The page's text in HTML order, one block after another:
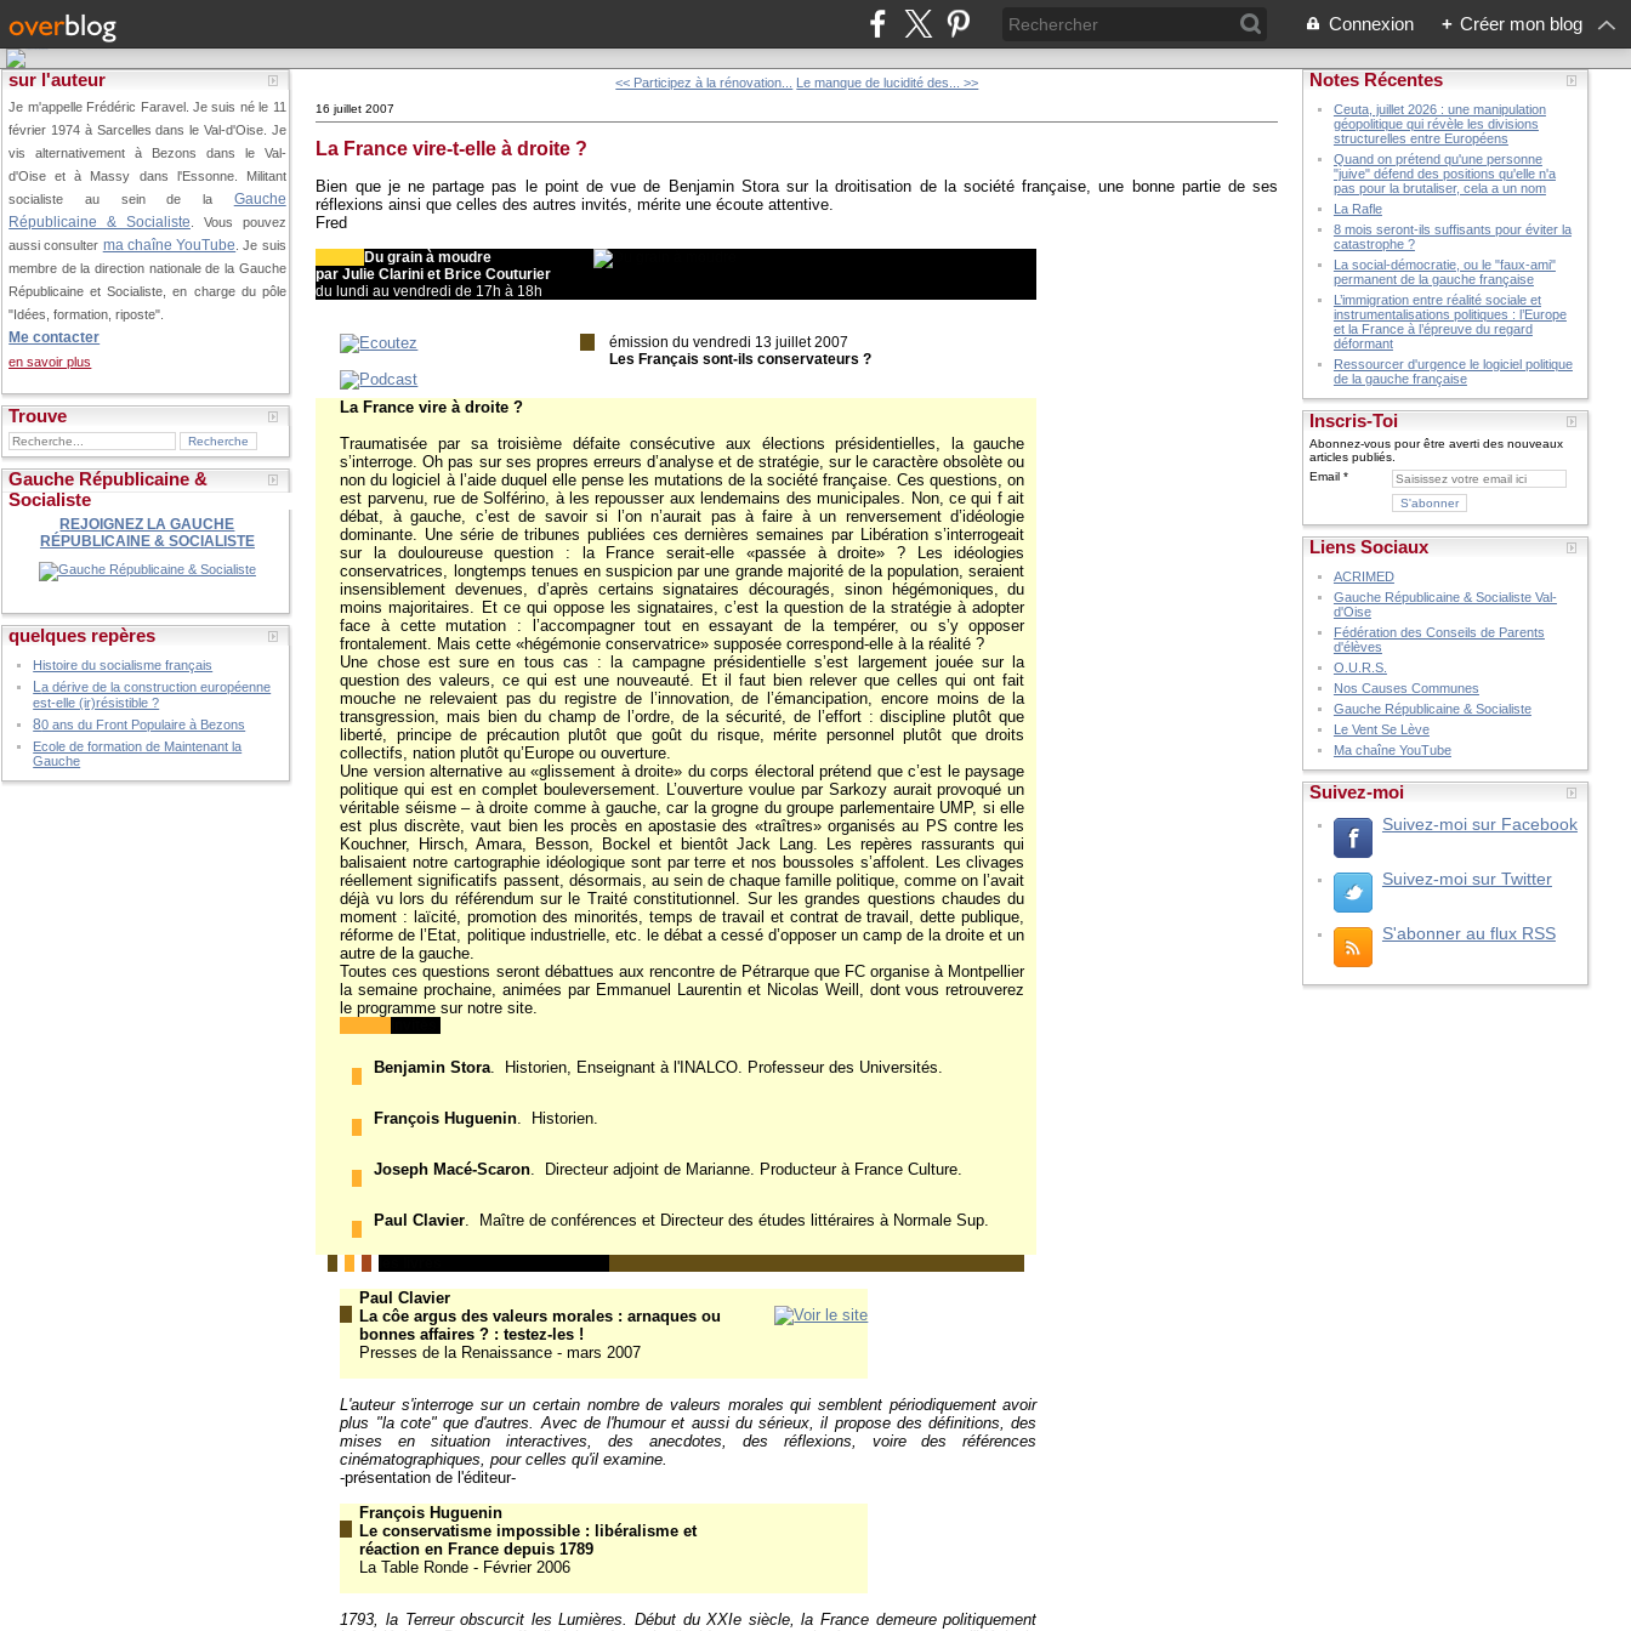
Connexion + Créer mon blog
sur l'auteur
Je m'appelle Frédéric Faravel. Je suis né le 11
février 1974 à Sarcelles dans le Val-d'Oise. Je
vis alternativement à Bezons dans le Val-
d'Oise et à Massy dans l'Essonne. Militant
socialiste au sein de la Gauche
Républicaine & Socialiste . Vous pouvez
aussi consulter ma chaîne YouTube . Je suis
membre de la direction nationale de la Gauche
Républicaine et Socialiste, en charge du pôle
"Idées, formation, riposte".
Me contacter
en savoir plus
Trouve
Gauche Républicaine &
Socialiste
REJOIGNEZ LA GAUCHE
RÉPUBLICAINE & SOCIALISTE
quelques repères
Histoire du socialisme français
La dérive de la construction européenne
est-elle (ir)résistible ?
80 ans du Front Populaire à Bezons
Ecole de formation de Maintenant la
Gauche
<< Participez à la rénovation... Le manque de lucidité des... >>
16 juillet 2007
La France vire-t-elle à droite ?
Bien que je ne partage pas le point de vue de Benjamin Stora sur la droitisation de la société française, une bonne partie de ses
réflexions ainsi que celles des autres invités, mérite une écoute attentive.
Fred
Du grain à moudre
par Julie Clarini et Brice Couturier
du lundi au vendredi de 17h à 18h
émission du vendredi 13 juillet 2007
Les Français sont-ils conservateurs ?
La France vire à droite ?
Traumatisée par sa troisième défaite consécutive aux élections présidentielles, la gauche
s’interroge. Oh pas sur ses propres erreurs d’analyse et de stratégie, sur le caractère obsolète ou
non du logiciel à l’aide duquel elle pense les mutations de la société française. Ces questions, on
est parvenu, rue de Solférino, à les repousser aux lendemains des municipales. Non, ce qui f ait
débat, à gauche, c’est de savoir si l’on n’aurait pas à faire à un renversement d’idéologie
dominante. Une série de tribunes publiées ces dernières semaines par Libération s’interrogeait
sur la douloureuse question : la France serait-elle «passée à droite» ? Les idéologies
conservatrices, longtemps tenues en suspicion par une grande majorité de la population, seraient
insensiblement devenues, d’après certains signataires découragés, sinon hégémoniques, du
moins majoritaires. Et ce qui oppose les signataires, c’est la question de la stratégie à adopter
face à cette mutation : l’accompagner tout en essayant de la tempérer, ou s’y opposer
frontalement. Mais cette «hégémonie conservatrice» supposée correspond-elle à la réalité ?
Une chose est sure en tous cas : la campagne présidentielle s’est largement jouée sur la
question des valeurs, ce qui est une nouveauté. Et il faut bien relever que celles qui ont fait
mouche ne relevaient pas du registre de l’innovation, de l’émancipation, encore moins de la
transgression, mais bien du champ de l’ordre, de la sécurité, de l’effort : discipline plutôt que
liberté, principe de précaution plutôt que goût du risque, mérite personnel plutôt que droits
collectifs, nation plutôt qu’Europe ou ouverture.
Une version alternative au «glissement à droite» du corps électoral prétend que c’est le paysage
politique qui est en complet bouleversement. L’ouverture voulue par Sarkozy aurait provoqué un
véritable séisme – à droite comme à gauche, car la grogne du groupe parlementaire UMP, si elle
est plus discrète, vaut bien les procès en apostasie des «traîtres» organisés au PS contre les
Kouchner, Hirsch, Amara, Besson, Bockel et bientôt Jack Lang. Les repères rassurants qui
balisaient notre cartographie idéologique sont par terre et nos boussoles s’affolent. Les clivages
réellement significatifs passent, désormais, au sein de chaque famille politique, comme on l’avait
déjà vu lors du référendum sur le Traité constitutionnel. Sur les grandes questions chaudes du
moment : laïcité, promotion des minorités, temps de travail et contrat de travail, dette publique,
réforme de l’Etat, politique industrielle, etc. le débat a cessé d’opposer un camp de la droite et un
autre de la gauche.
Toutes ces questions seront débattues aux rencontre de Pétrarque que FC organise à Montpellier
la semaine prochaine, animées par Emmanuel Laurentin et Nicolas Weill, dont vous retrouverez
le programme sur notre site.
Benjamin Stora . Historien, Enseignant à l'INALCO. Professeur des Universités.
François Huguenin . Historien.
Joseph Macé-Scaron . Directeur adjoint de Marianne. Producteur à France Culture.
Paul Clavier . Maître de conférences et Directeur des études littéraires à Normale Sup.
Paul Clavier
La côe argus des valeurs morales : arnaques ou
bonnes affaires ? : testez-les !
Presses de la Renaissance - mars 2007
L'auteur s'interroge sur un certain nombre de valeurs morales qui semblent périodiquement avoir
plus "la cote" que d'autres. Avec de l'humour et aussi du sérieux, il propose des définitions, des
mises en situation interactives, des anecdotes, des réflexions, voire des références
cinématographiques, pour celles qu'il examine.
-présentation de l'éditeur-
François Huguenin
Le conservatisme impossible : libéralisme et
réaction en France depuis 1789
La Table Ronde - Février 2006
1793, la Terreur obscurcit les Lumières. Début du XXIe siècle, la France demeure politiquement
Notes Récentes
Ceuta, juillet 2026 : une manipulation
géopolitique qui révèle les divisions
structurelles entre Européens
Quand on prétend qu'une personne
"juive" défend des positions qu'elle n'a
pas pour la brutaliser, cela a un nom
La Rafle
8 mois seront-ils suffisants pour éviter la
catastrophe ?
La social-démocratie, ou le "faux-ami"
permanent de la gauche française
L’immigration entre réalité sociale et
instrumentalisations politiques : l’Europe
et la France à l’épreuve du regard
déformant
Ressourcer d'urgence le logiciel politique
de la gauche française
Inscris-Toi
Abonnez-vous pour être averti des nouveaux
articles publiés.
Email
Liens Sociaux
ACRIMED
Gauche Républicaine & Socialiste Val-
d'Oise
Fédération des Conseils de Parents
d'élèves
O.U.R.S.
Nos Causes Communes
Gauche Républicaine & Socialiste
Le Vent Se Lève
Ma chaîne YouTube
Suivez-moi
Suivez-moi sur Facebook
Suivez-moi sur Twitter
S'abonner au flux RSS